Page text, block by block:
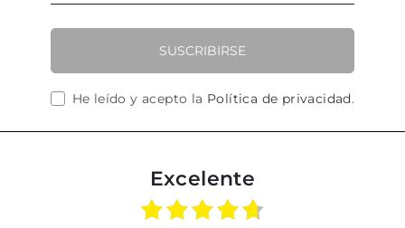
SUSCRIBIRSE
He leído y acepto la Política de privacidad.
Excelente